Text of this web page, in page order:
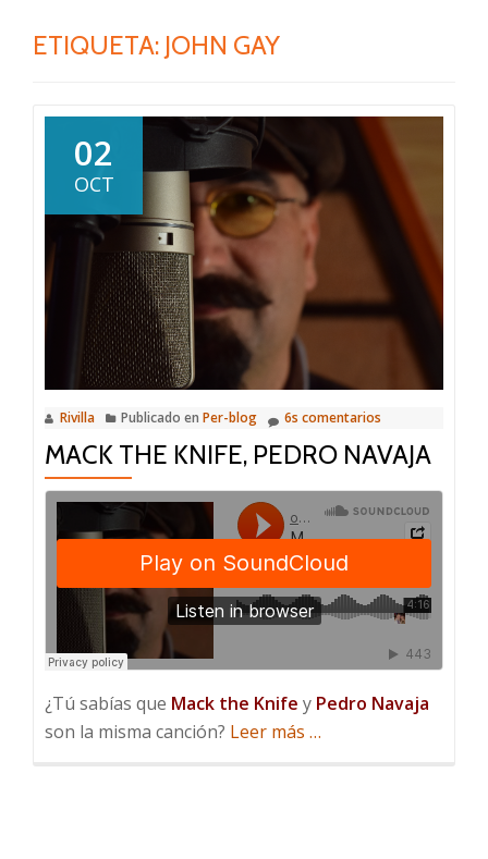
ETIQUETA: JOHN GAY
02
OCT
Rivilla Publicado en Per-blog 6s comentarios
MACK THE KNIFE, PEDRO NAVAJA
¿Tú sabías que Mack the Knife y Pedro Navaja
son la misma canción? Leer más acerca
…